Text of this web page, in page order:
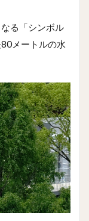
る「シンボル
メートルの水